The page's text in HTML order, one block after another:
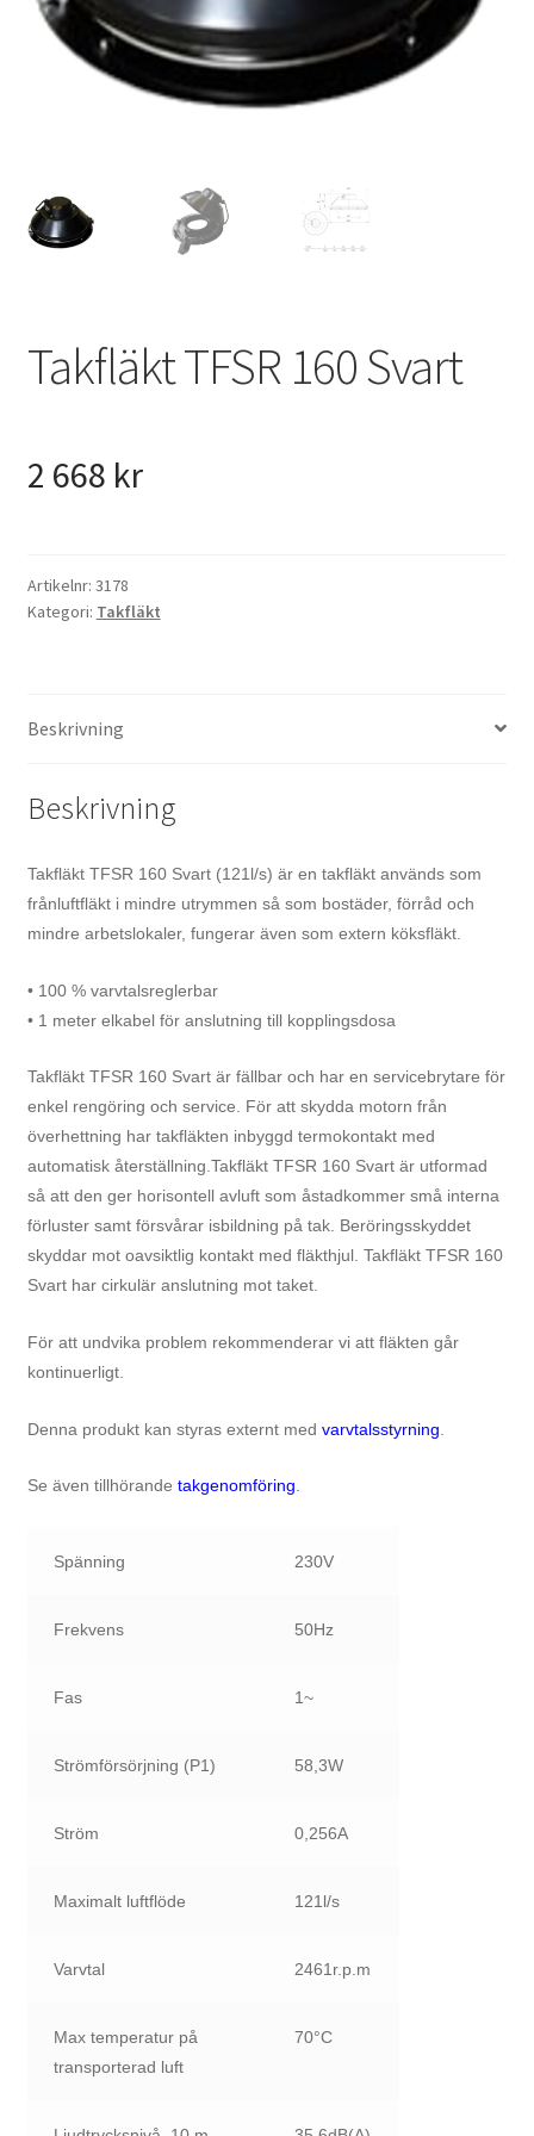
VVS
Takfläkt TFSR 160 Svart
2 668 kr
Artikelnr: 3178
Kategori: Takfläkt
Beskrivning
Beskrivning
Takfläkt TFSR 160 Svart (121l/s) är en takfläkt används som
frånluftfläkt i mindre utrymmen så som bostäder, förråd och
mindre arbetslokaler, fungerar även som extern köksfläkt.
• 100 % varvtalsreglerbar
• 1 meter elkabel för anslutning till kopplingsdosa
Takfläkt TFSR 160 Svartär fällbar och har en servicebrytare för
enkel rengöring och service. För att skydda motorn från
överhettning har takfläkten inbyggd termokontakt med
automatisk återställning.Takfläkt TFSR 160 Svartär utformad
så att den ger horisontell avluft som åstadkommer små interna
förluster samt försvårar isbildning på tak. Beröringsskyddet
skyddar mot oavsiktlig kontakt med fläkthjul. Takfläkt TFSR 160
Svarthar cirkulär anslutning mot taket.
För att undvika problem rekommenderar vi att fläkten går
kontinuerligt.
Denna produkt kan styras externt med varvtalsstyrning
Se även tillhörande takgenomföring.
Spänning 230V
Frekvens 50Hz
Fas 1~
Strömförsörjning (P1) 58,3W
Ström 0,256A
Maximalt luftflöde 121l/s
Varvtal 2461r.p.m
Max temperatur på
transporterad luft
70°C